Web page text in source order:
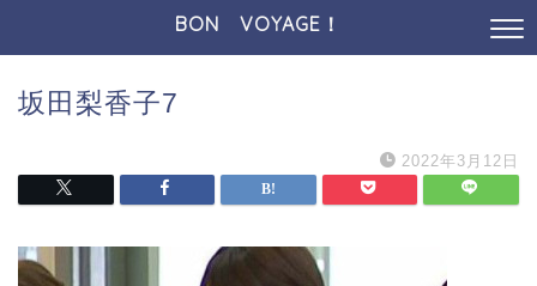
BON VOYAGE！
坂田梨香子7
2022年3月12日